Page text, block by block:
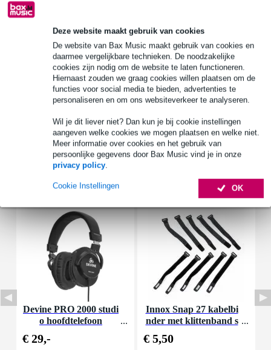
Deze website maakt gebruik van cookies
De website van Bax Music maakt gebruik van cookies en
daarmee vergelijkbare technieken. De noodzakelijke
cookies zijn nodig om de website te laten functioneren.
Hiernaast zouden we graag cookies willen plaatsen om de
functies voor social media te bieden, advertenties te
personaliseren en om ons websiteverkeer te analyseren.
Wil je dit liever niet? Dan kun je bij cookie instellingen
aangeven welke cookies we mogen plaatsen en welke niet.
Meer informatie over cookies en het gebruik van
persoonlijke gegevens door Bax Music vind je in onze
privacy policy.
OK
Cookie Instellingen
Gratis ophalen in de winkel
Productinformatie
geschikt voor: SOMA Ornament-8
type: klem-kabels (krokodillenklem)
Bekijk alle productspecificaties
Devine PRO 2000 studi
o hoofdtelefoon
€ 29,-
Innox Snap 27 kabelbi
nder met klittenband s
€ 5,50